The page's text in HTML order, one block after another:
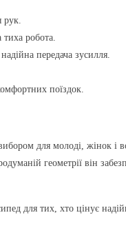
рук.
тиха робота.
надійна передача зусилля.
поїздок.
для молоді, жінок і
геометрії він
для тих, хто цінує